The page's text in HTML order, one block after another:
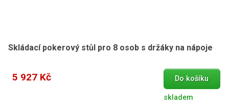
Skládací pokerový stůl pro 8 osob s držáky na nápoje
5 927 Kč Do košíku
skladem